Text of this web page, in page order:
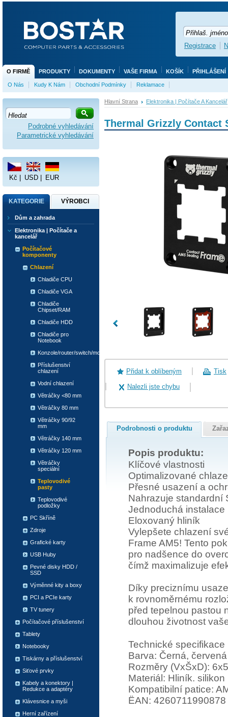
Hlavní Strana Elektronika | Počítače A Kancelář
Thermal Grizzly Contact
Přidat k oblíbeným
Tisk
Nalezli jste chybu
Podrobnosti o produktu
Popis produktu:
Klíčové vlastnosti
Optimalizované
Přesné usazení a
Nahrazuje standardní
Jednoduchá instalace
Eloxovaný hliník
Vylepšete chlazení
Frame AM5! Tento
pro nadšence do
čímž maximalizuje
Díky preciznímu
k rovnoměrnému
před tepelnou pastou
dlouhou životnost
Technické specifikace
Barva: Černá, červená
Rozměry (VxŠxD):
Materiál: Hliník. silikon
Kompatibilní patice:
ËAN: 4260711990878
Podrobné vyhledávání
Parametrické vyhledávání
Kč USD EUR
KATEGORIE VÝROBCI
Dům a zahrada
Elektronika | Počítače a
kancelář
Počítačové
komponenty
Chlazení
Chladiče CPU
Chladiče VGA
Chladiče
Chipset/RAM
Chladiče HDD
Chladiče pro
Notebook
Konzole/router/switch/modem
Příslušenství
chlazení
Vodní chlazení
Větráčky <80 mm
Větráčky 80 mm
Větráčky 90/92
mm
Větráčky 140 mm
Větráčky 120 mm
Větráčky
speciální
Teplovodivé
pasty
Teplovodivé
podložky
PC Skříně
Zdroje
Grafické karty
USB Huby
Pevné disky HDD /
SSD
Výměnné kity a boxy
PCI a PCIe karty
TV tunery
Počítačové příslušenství
Tablety
Notebooky
Tiskárny a příslušenství
Siťové prvky
Kabely a konektory |
Redukce a adaptéry
Klávesnice a myši
Herní zařízení
O FIRMĚ PRODUKTY DOKUMENTY VAŠE FIRMA KOŠÍK PŘIHLÁŠENÍ
O Nás Kudy K Nám Obchodní Podmínky Reklamace
Registrace